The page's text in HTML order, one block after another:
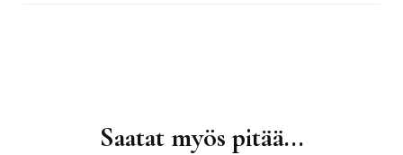
Saatat myös pitää...